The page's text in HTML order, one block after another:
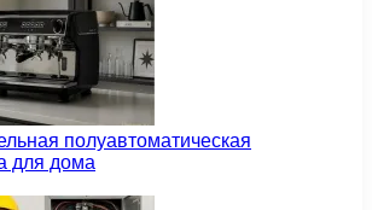
полуавтоматическая
для дома